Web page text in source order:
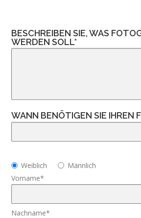
BESCHREIBEN SIE, WAS
WERDEN SOLL*
WANN BENÖTIGEN SIE IHREN
Weiblich
Männlich
Vorname*
Nachname*